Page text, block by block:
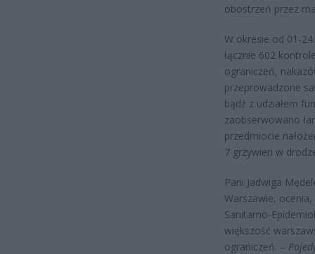
obostrzeń przez
W okresie od 01-
łącznie 602
ograniczeń,
przeprowadzone
bądź z udziałem
zaobserwowano
przedmiocie
7 grzywien w
Pani Jadwiga
Warszawie,
Sanitarno-
większość
ograniczeń. –